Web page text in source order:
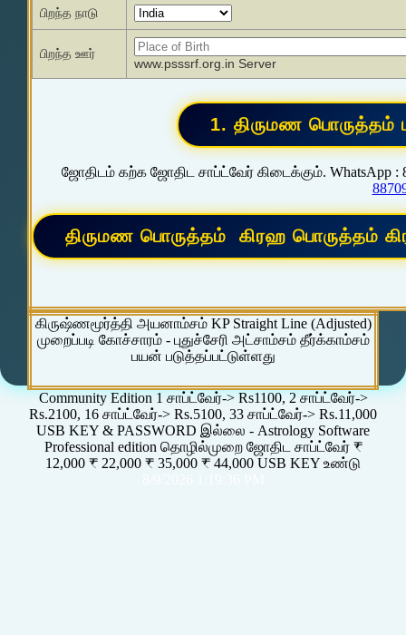
பிறந்த நாடு
பிறந்த ஊர்
www.psssrf.org.in Server
ஜோதிடம் கற்க ஜோதிட சாப்ட்வேர் கிடைக்கும். WhatsApp :
கிருஷ்ணமூர்த்தி அயனாம்சம் KP Straight Line (Adjusted)
முறைப்படி கோச்சாரம் - புதுச்சேரி அட்சாம்சம் தீர்க்காம்சம்
பயன் படுத்தப்பட்டுள்ளது
Community Edition 1 சாப்ட்வேர்-> Rs1100, 2 சாப்ட்வேர்->
Rs.2100, 16 சாப்ட்வேர்-> Rs.5100, 33 சாப்ட்வேர்-> Rs.11,000
USB KEY & PASSWORD இல்லை - Astrology Software
Professional edition தொழில்முறை ஜோதிட சாப்ட்வேர் ₹
12,000 ₹ 22,000 ₹ 35,000 ₹ 44,000 USB KEY உண்டு